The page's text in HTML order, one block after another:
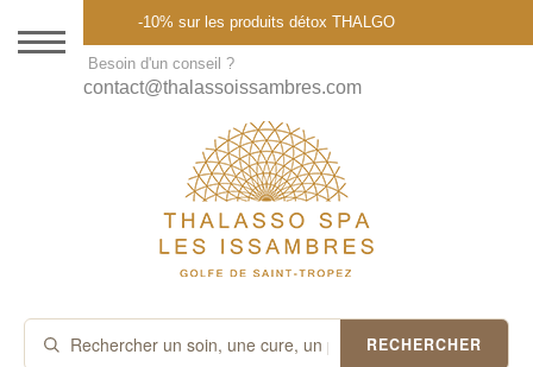
DESTINATION
THALASSO SPA
CURES ET FORFAITS
SOINS À LA CARTE
ABONNEMENTS
-10% sur les produits détox THALGO
Besoin d'un conseil ?
contact@thalassoissambres.com
RECHERCHER